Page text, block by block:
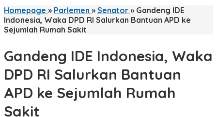
Homepage » Parlemen » Senator » Gandeng IDE
Indonesia, Waka DPD RI Salurkan Bantuan APD ke
Sejumlah Rumah Sakit
Gandeng IDE Indonesia, Waka
DPD RI Salurkan Bantuan
APD ke Sejumlah Rumah
Sakit